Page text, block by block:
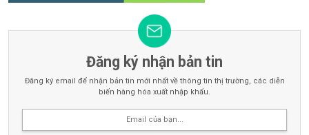
Đăng ký nhận bản tin
Đăng ký email để nhận bản tin mới nhất về thông tin thị trường, các diễn
biến hàng hóa xuất nhập khẩu.